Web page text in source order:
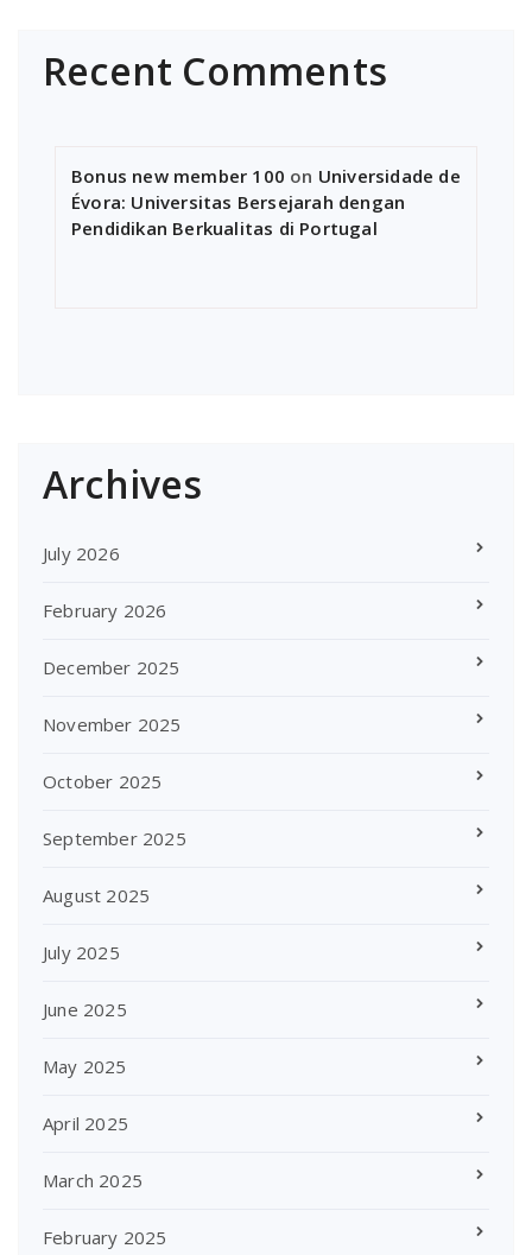
Recent Comments
Bonus new member 100 on Universidade de
Évora: Universitas Bersejarah dengan
Pendidikan Berkualitas di Portugal
Archives
July 2026
February 2026
December 2025
November 2025
October 2025
September 2025
August 2025
July 2025
June 2025
May 2025
April 2025
March 2025
February 2025